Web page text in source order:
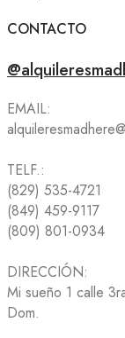
CONTACTO
EMAIL:
TELF.:
(829) 535-4721
(849) 459-9117
(809) 801-0934
DIRECCIÓN:
Mi sueño 1 calle
Dom.